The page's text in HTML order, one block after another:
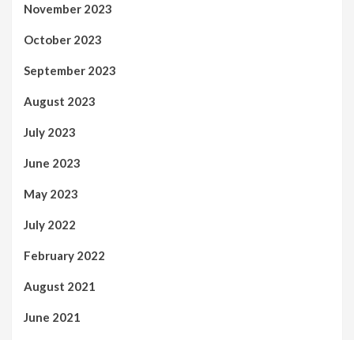
November 2023
October 2023
September 2023
August 2023
July 2023
June 2023
May 2023
July 2022
February 2022
August 2021
June 2021